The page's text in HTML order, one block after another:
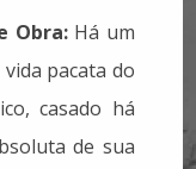
Obra:Há um
pacata do
casado há
de sua